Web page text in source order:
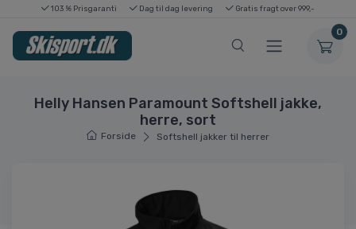
103 % Prisgaranti Dag til dag levering Gratis fragt over 999,-
0
Helly Hansen Paramount Softshell jakke,
herre, sort
Forside Softshell jakker til herrer